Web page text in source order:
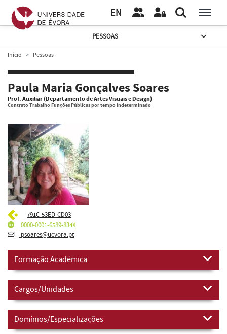
EN
PESSOAS
Início Pessoas
Paula Maria Gonçalves Soares
Prof. Auxiliar (Departamento de Artes Visuais e Design)
Contrato Trabalho Funções Públicas por tempo indeterminado
791C-53ED-CD03
0000-0001-6589-834X
psoares@uevora.pt
Formação Académica
Cargos/Unidades
Domínios/Especializações